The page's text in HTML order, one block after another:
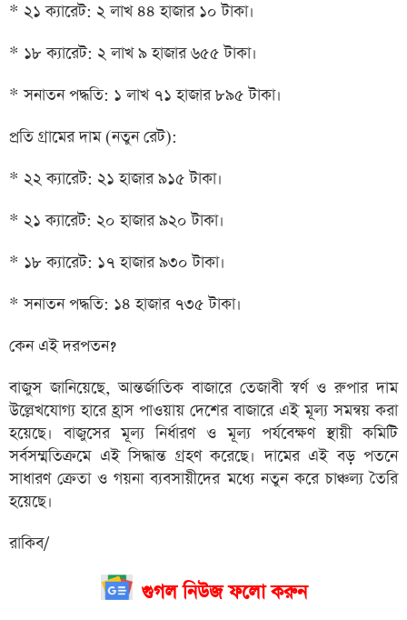
* ২১ ক্যারেট: ২ লাখ ৪৪ হাজার ১০ টাকা।
* ১৮ ক্যারেট: ২ লাখ ৯ হাজার ৬৫৫ টাকা।
* সনাতন পদ্ধতি: ১ লাখ ৭১ হাজার ৮৯৫ টাকা।
প্রতি গ্রামের দাম (নতুন রেট):
* ২২ ক্যারেট: ২১ হাজার ৯১৫ টাকা।
* ২১ ক্যারেট: ২০ হাজার ৯২০ টাকা।
* ১৮ ক্যারেট: ১৭ হাজার ৯৩০ টাকা।
* সনাতন পদ্ধতি: ১৪ হাজার ৭৩৫ টাকা।
কেন এই দরপতন?
বাজুস জানিয়েছে, আন্তর্জাতিক বাজারে তেজাবী স্বর্ণ ও রুপার দাম
উল্লেখযোগ্য হারে হ্রাস পাওয়ায় দেশের বাজারে এই মূল্য সমন্বয় করা
হয়েছে। বাজুসের মূল্য নির্ধারণ ও মূল্য পর্যবেক্ষণ স্থায়ী কমিটি
সর্বসম্মতিক্রমে এই সিদ্ধান্ত গ্রহণ করেছে। দামের এই বড় পতনে
সাধারণ ক্রেতা ও গয়না ব্যবসায়ীদের মধ্যে নতুন করে চাঞ্চল্য তৈরি
হয়েছে।
রাকিব/
গুগল নিউজ ফলো করুন